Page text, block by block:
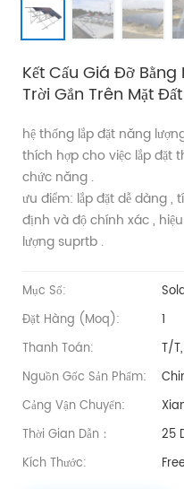
Kết Cấu Giá Đỡ
Trời Gắn Trên Mặt Đất
hệ thống lắp đặt năng
thích hợp cho việc lắp đặt
chức năng .
ưu điểm: lắp đặt dễ dàng ,
định và độ chính xác ,
lượng suprtb .
Mục Số:
Đặt Hàng (moq):
1
Thanh Toán:
T/
Nguồn Gốc Sản Phẩm:
Cảng Vận Chuyển:
Thời Gian Dẫn：
25
Kích Thước: